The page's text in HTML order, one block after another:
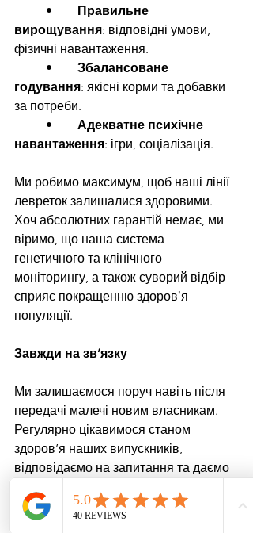
Правильне
вирощування: відповідні умови,
фізичні навантаження.
Збалансоване
годування: якісні корми та добавки
за потреби.
Адекватне психічне
навантаження: ігри, соціалізація.
Ми робимо максимум, щоб наші лінії
левреток залишалися здоровими.
Хоч абсолютних гарантій немає, ми
віримо, що наша система
генетичного та клінічного
моніторингу, а також суворий відбір
сприяє покращенню здоровʼя
популяції.
Завжди на зв’язку
Ми залишаємося поруч навіть після
передачі малечі новим власникам.
Регулярно цікавимося станом
здоров’я наших випускників,
відповідаємо на запитання та даємо
нам впевнитися, що кожна наша
левретка отримує найкраще життя.